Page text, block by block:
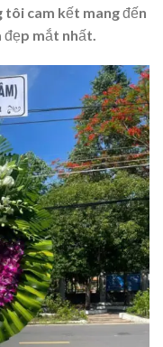
tôi cam kết mang đến
đẹp mắt nhất.